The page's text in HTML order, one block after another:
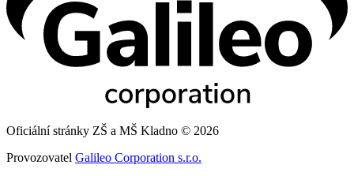
Oficiální stránky ZŠ a MŠ Kladno © 2026
Provozovatel Galileo Corporation s.r.o.